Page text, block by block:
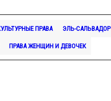
ПРАВА ЭЛЬ-САЛЬВАДОР
ПРАВА ЖЕНЩИН И ДЕВОЧЕК